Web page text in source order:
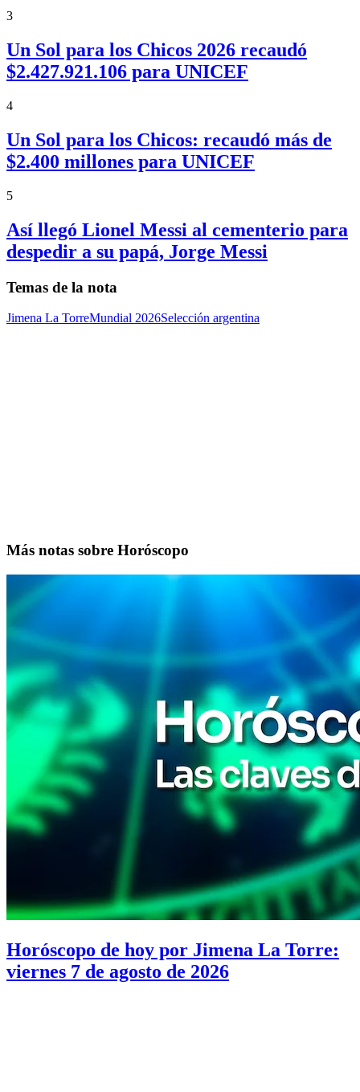
3
Un Sol para los Chicos 2026 recaudó
$2.427.921.106 para UNICEF
4
Un Sol para los Chicos: recaudó más de
$2.400 millones para UNICEF
5
Así llegó Lionel Messi al cementerio para
despedir a su papá, Jorge Messi
Temas de la nota
Jimena La TorreMundial 2026Selección argentina
Más notas sobre Horóscopo
Horóscopo de hoy por Jimena La Torre:
viernes 7 de agosto de 2026